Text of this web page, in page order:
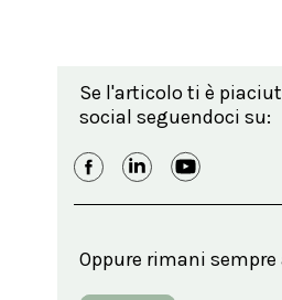
Se l'articolo ti è
social seguendoci su:
Oppure rimani